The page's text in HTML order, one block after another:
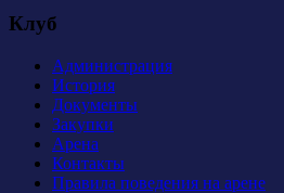
Клуб
Администрация
История
Документы
Закупки
Арена
Контакты
Правила поведения на арене